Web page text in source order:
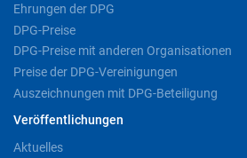
Ehrungen der DPG
DPG-Preise
DPG-Preise mit anderen Organisationen
Preise der DPG-Vereinigungen
Auszeichnungen mit DPG-Beteiligung
Veröffentlichungen
Aktuelles